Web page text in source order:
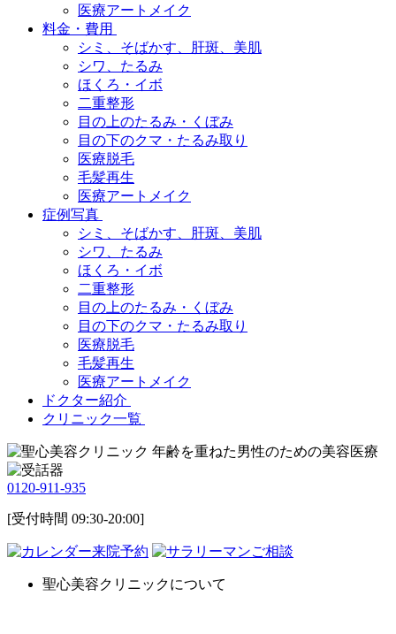
医療アートメイク
料金・費用
シミ、そばかす、肝斑、美肌
シワ、たるみ
ほくろ・イボ
二重整形
目の上のたるみ・くぼみ
目の下のクマ・たるみ取り
医療脱毛
毛髪再生
医療アートメイク
症例写真
シミ、そばかす、肝斑、美肌
シワ、たるみ
ほくろ・イボ
二重整形
目の上のたるみ・くぼみ
目の下のクマ・たるみ取り
医療脱毛
毛髪再生
医療アートメイク
ドクター紹介
クリニック一覧
0120-911-935
[受付時間 09:30-20:00]
来院予約 ご相談
聖心美容クリニックについて